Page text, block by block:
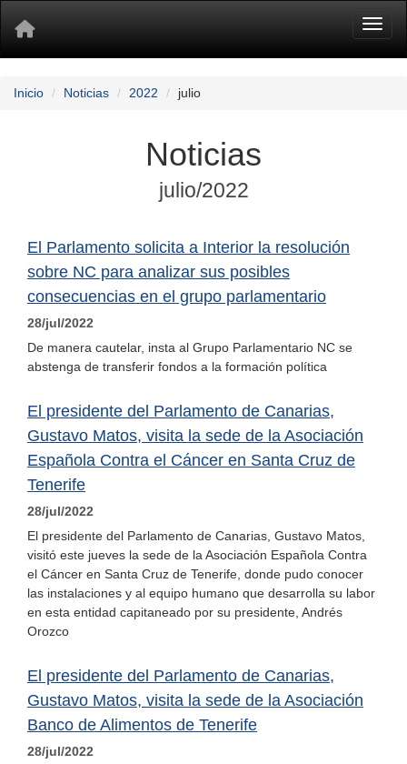
Inicio Noticias 2022 julio
Noticias
julio/2022
El Parlamento solicita a Interior la resolución
sobre NC para analizar sus posibles
consecuencias en el grupo parlamentario
28/jul/2022
De manera cautelar, insta al Grupo Parlamentario NC se
abstenga de transferir fondos a la formación política
El presidente del Parlamento de Canarias,
Gustavo Matos, visita la sede de la Asociación
Española Contra el Cáncer en Santa Cruz de
Tenerife
28/jul/2022
El presidente del Parlamento de Canarias, Gustavo Matos,
visitó este jueves la sede de la Asociación Española Contra
el Cáncer en Santa Cruz de Tenerife, donde pudo conocer
las instalaciones y al equipo humano que desarrolla su labor
en esta entidad capitaneado por su presidente, Andrés
Orozco
El presidente del Parlamento de Canarias,
Gustavo Matos, visita la sede de la Asociación
Banco de Alimentos de Tenerife
28/jul/2022